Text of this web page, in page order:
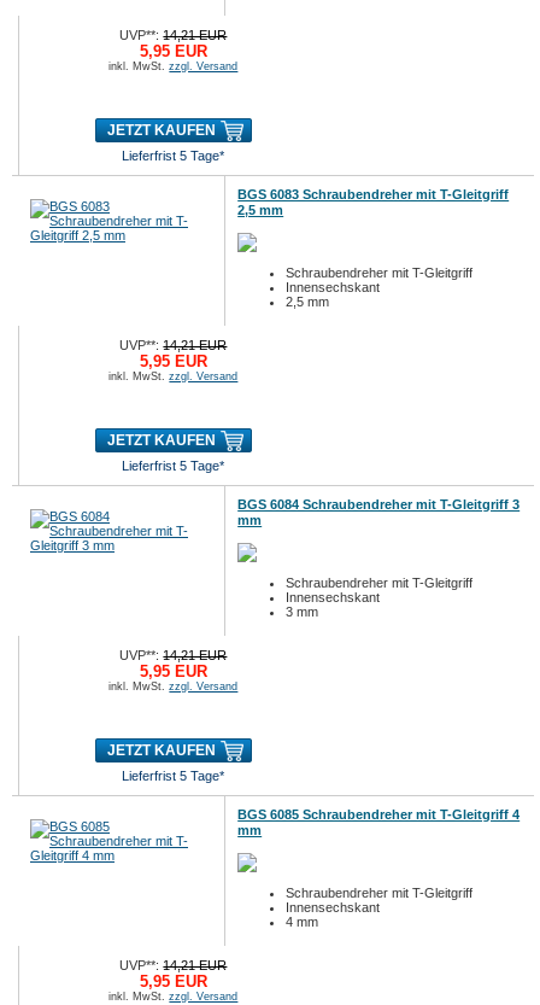
UVP**:14,21 EUR
5,95 EUR
inkl. MwSt.zzgl. Versand
JETZT KAUFEN
Lieferfrist 5 Tage*
BGS 6083 Schraubendreher mit T-Gleitgriff
2,5 mm
Schraubendreher mit T-Gleitgriff
Innensechskant
2,5 mm
UVP**:14,21 EUR
5,95 EUR
inkl. MwSt.zzgl. Versand
JETZT KAUFEN
Lieferfrist 5 Tage*
BGS 6084 Schraubendreher mit T-Gleitgriff 3
mm
Schraubendreher mit T-Gleitgriff
Innensechskant
3 mm
UVP**:14,21 EUR
5,95 EUR
inkl. MwSt.zzgl. Versand
JETZT KAUFEN
Lieferfrist 5 Tage*
BGS 6085 Schraubendreher mit T-Gleitgriff 4
mm
Schraubendreher mit T-Gleitgriff
Innensechskant
4 mm
UVP**:14,21 EUR
5,95 EUR
inkl. MwSt.zzgl. Versand